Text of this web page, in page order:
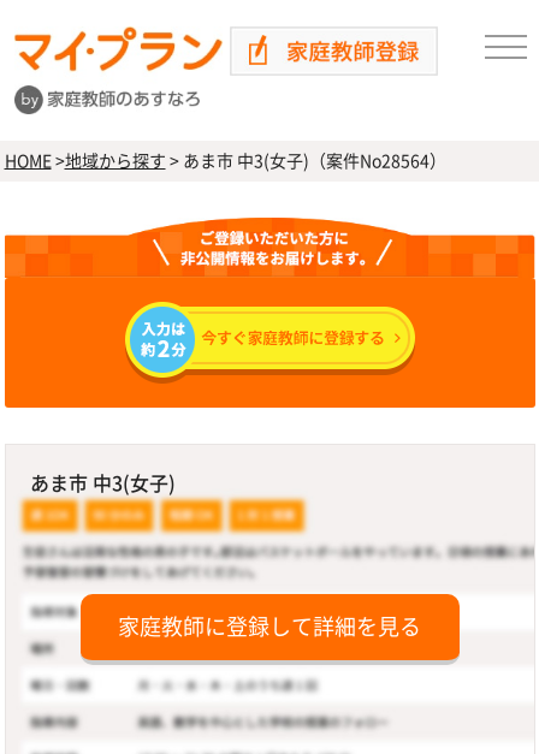
HOME>地域から探す >あま市 中3(女子)（案件No28564）
あま市 中3(女子)
家庭教師に登録して詳細を見る